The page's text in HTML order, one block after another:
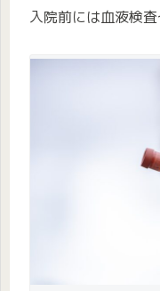
入院前には血液検